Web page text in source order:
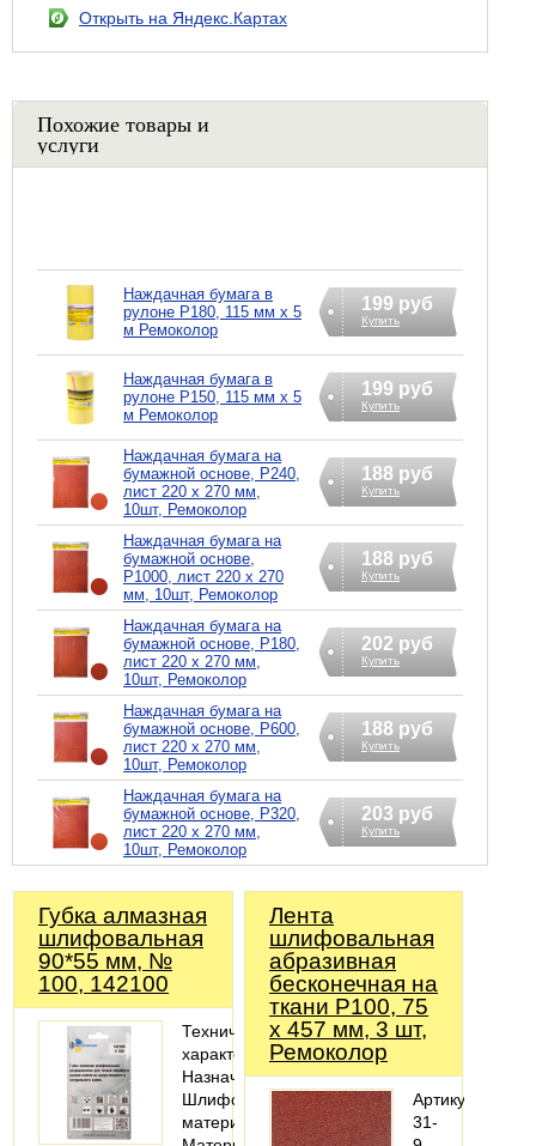
Открыть на Яндекс.Картах
Похожие товары и
услуги
Наждачная бумага в
рулоне P180, 115 мм х 5
м Ремоколор
199 руб
Купить
Наждачная бумага в
рулоне P150, 115 мм х 5
м Ремоколор
199 руб
Купить
Наждачная бумага на
бумажной основе, Р240,
лист 220 х 270 мм,
10шт, Ремоколор
188 руб
Купить
Наждачная бумага на
бумажной основе,
Р1000, лист 220 х 270
мм, 10шт, Ремоколор
188 руб
Купить
Наждачная бумага на
бумажной основе, Р180,
лист 220 х 270 мм,
10шт, Ремоколор
202 руб
Купить
Наждачная бумага на
бумажной основе, Р600,
лист 220 х 270 мм,
10шт, Ремоколор
188 руб
Купить
Наждачная бумага на
бумажной основе, Р320,
лист 220 х 270 мм,
10шт, Ремоколор
203 руб
Купить
Губка алмазная
шлифовальная
90*55 мм, №
100, 142100
Технические
характеристики
Назначение:
Шлифовать
материал
Лента
шлифовальная
абразивная
бесконечная на
ткани Р100, 75
х 457 мм, 3 шт,
Ремоколор
Артикул:
31-